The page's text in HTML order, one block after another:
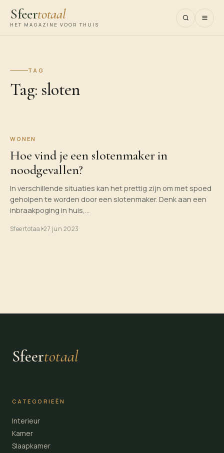
Sfeertotaal
HET MAGAZINE VOOR THUIS
TAG
Tag: sloten
WONEN
Hoe vind je een slotenmaker in
noodgevallen?
In verschillende situaties kan het prettig zijn om met spoed
geholpen te worden door een slotenmaker. Denk aan een
inbraakpoging in huis,…
Sfeertotaal27 jun 2023
Sfeertotaal
CATEGORIEËN
Interieur
Kamer
Slaapkamer